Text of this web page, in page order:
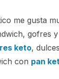
me gusta
gofres
keto,
con pan